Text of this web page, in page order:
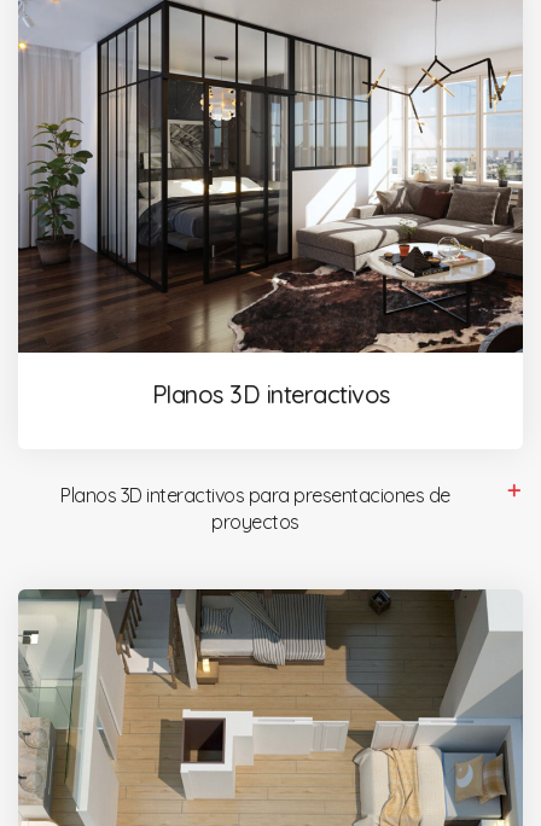
Planos 3D interactivos
Planos 3D interactivos para presentaciones de
proyectos